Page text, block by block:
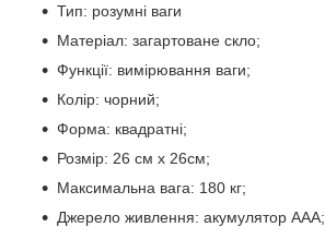
Тип: розумні ваги
Матеріал: загартоване скло;
Функції: вимірювання ваги;
Колір: чорний;
Форма: квадратні;
Розмір: 26 см x 26см;
Максимальна вага: 180 кг;
Джерело живлення: акумулятор AAA;